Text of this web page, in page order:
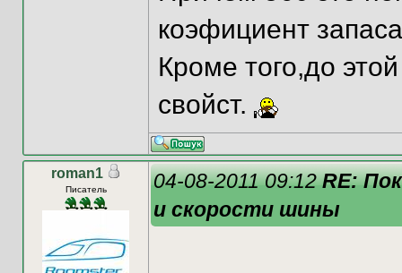
коэфициент
Кроме того,до
свойст.
roman1
Писатель 04-08-2011 09:12RE:
и скорости шины